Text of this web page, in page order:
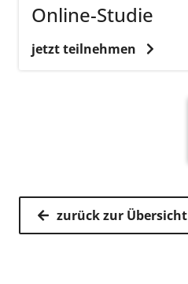
Online-Studie
jetzt teilnehmen
zurück zur Übersicht